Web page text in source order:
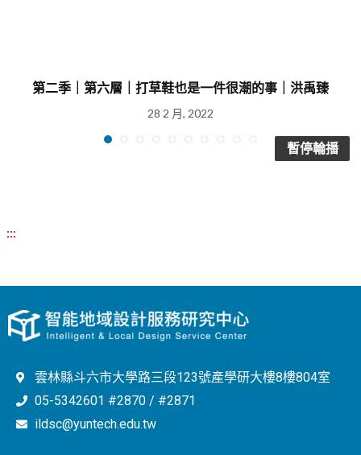
第二季｜第六層｜打草鞋也是一件很潮的事｜洪禹臻
28 2 月, 2022
暫停輪播
:::
雲林縣斗六市大學路三段123號產學研大樓8樓804室
05-5342601 #2870 / #2871
ildsc@yuntech.edu.tw